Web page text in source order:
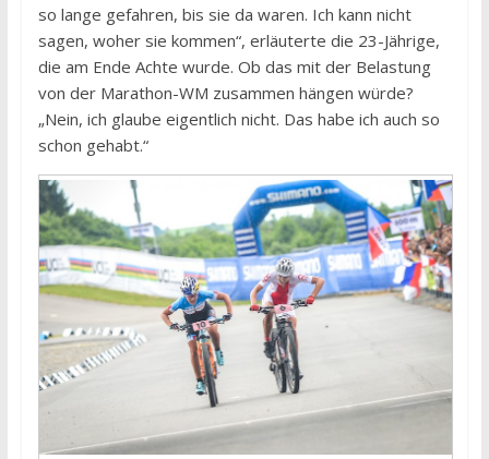
so lange gefahren, bis sie da waren. Ich kann nicht
sagen, woher sie kommen“, erläuterte die 23-Jährige,
die am Ende Achte wurde. Ob das mit der Belastung
von der Marathon-WM zusammen hängen würde?
„Nein, ich glaube eigentlich nicht. Das habe ich auch so
schon gehabt.“